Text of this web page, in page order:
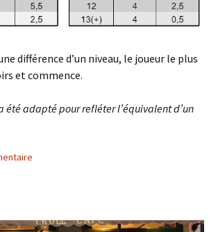
différence d’un niveau, le joueur le plus
et commence.
été adapté pour refléter l’équivalent d’un